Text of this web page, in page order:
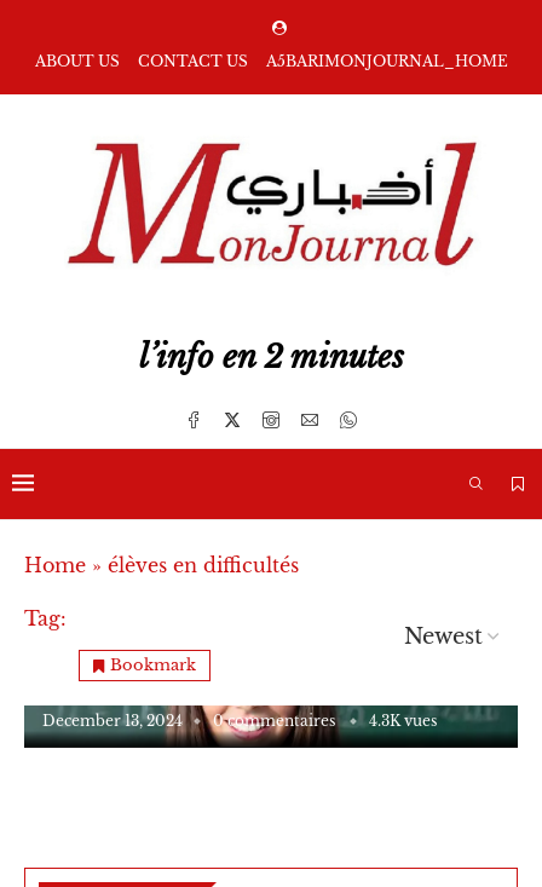
ABOUT US CONTACT US A5BARIMONJOURNAL_HOME
l’info en 2 minutes
Home » élèves en difficultés
Tag:
Bookmark
Éducation et Avis
“Enseignement pour élèves difficiles : écoute
December 13, 2024 0 commentaires 4.3K vues